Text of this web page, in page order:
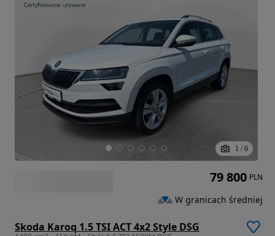
1 / 6
Skoda Karoq 1.5 TSI ACT 4x2 Style DSG
79 800 PLN
W granicach średniej